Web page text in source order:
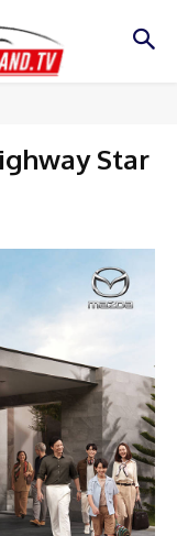
Star